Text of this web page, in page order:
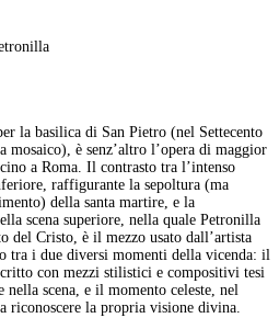
la basilica di San Pietro (nel Settecento
mosaico), è senz’altro l’opera di maggior
a Roma. Il contrasto tra l’intenso
raffigurante la sepoltura (ma
della santa martire, e la
scena superiore, nella quale Petronilla
del Cristo, è il mezzo usato dall’artista
tra i due diversi momenti della vicenda: il
con mezzi stilistici e compositivi tesi
nella scena, e il momento celeste, nel
riconoscere la propria visione divina.